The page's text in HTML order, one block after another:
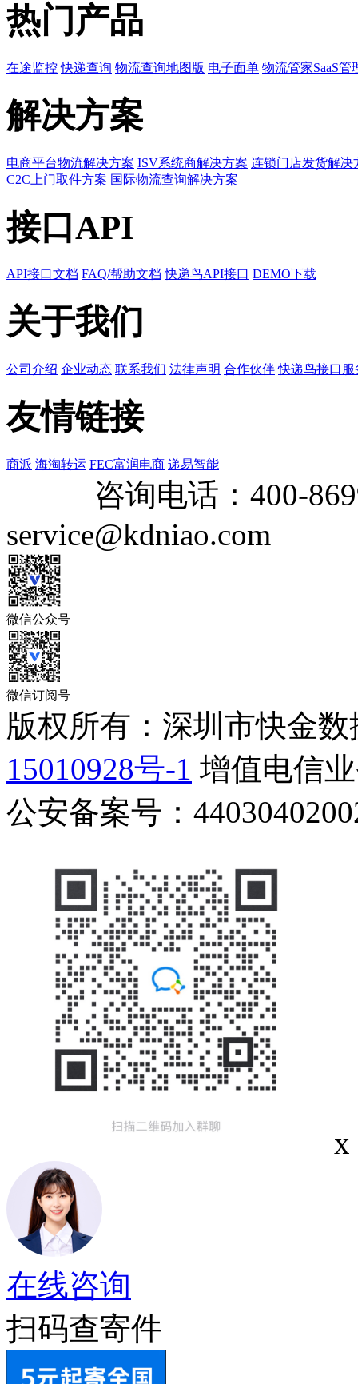
热门产品
在途监控 快递查询 物流查询地图版 电子面单 物流管家SaaS管
解决方案
电商平台物流解决方案 ISV系统商解决方案 连锁门店发货解决
C2C上门取件方案 国际物流查询解决方案
接口API
API接口文档 FAQ/帮助文档 快递鸟API接口 DEMO下载
关于我们
公司介绍 企业动态 联系我们 法律声明 合作伙伴 快递鸟接口服
友情链接
商派 海淘转运 FEC富润电商 递易智能
咨询电话： 400-
service@kdniao.com
微信公众号
微信订阅号
版权所有：深圳市快金
15010928号-1 增值电信
公安备案号：
x
在线咨询
扫码查寄件